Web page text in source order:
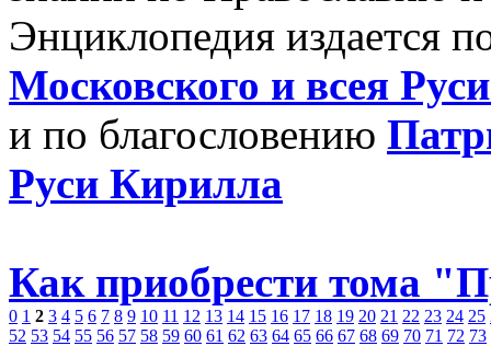
Энциклопедия издается
Московского и всея
и по благословению
Руси Кирилла
Как приобрести тома
0 1 2 3 4 5 6 7 8 9 10 11 12 13 14 15 16 17 18 19 20 21 22 23 24 25
52 53 54 55 56 57 58 59 60 61 62 63 64 65 66 67 68 69 70 71 72 73